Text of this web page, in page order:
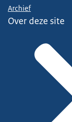
Archief
Over deze site